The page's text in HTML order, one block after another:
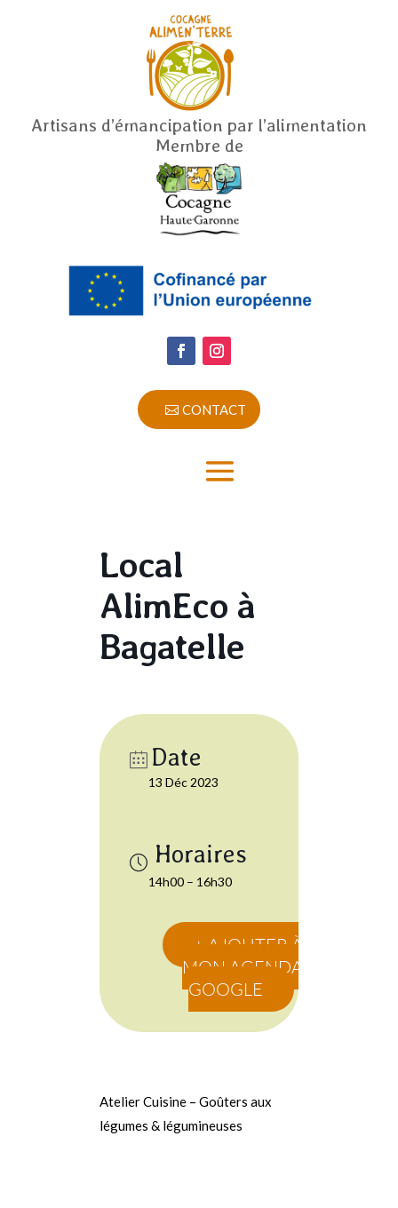
Artisans d’émancipation par l’alimentation
Membre de
CONTACT
Local
AlimEco à
Bagatelle
Date
13 Déc 2023
14h00 – 16h30
+ AJOUTER À
MON AGENDA
GOOGLE
Atelier Cuisine – Goûters aux
légumes & légumineuses